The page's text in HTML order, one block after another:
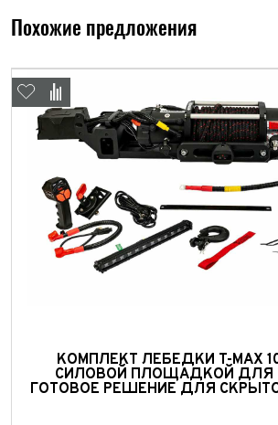
Похожие предложения
КОМПЛЕКТ ЛЕБЕДКИ T-MAX
СИЛОВОЙ ПЛОЩАДКОЙ ДЛЯ
ГОТОВОЕ РЕШЕНИЕ ДЛЯ
Обратная
ФИО* Заявка на